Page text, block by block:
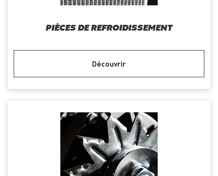
PIÈCES DE REFROIDISSEMENT
Découvrir